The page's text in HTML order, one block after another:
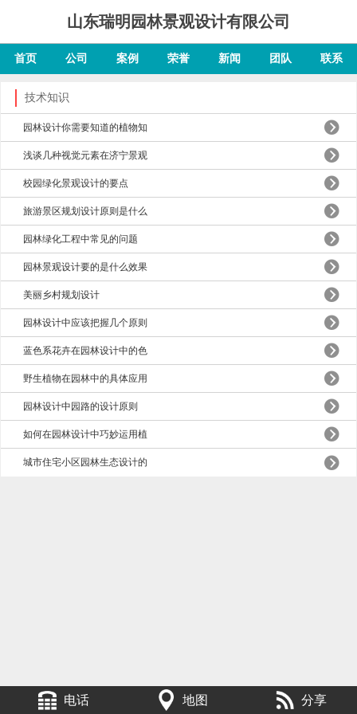
山东瑞明园林景观设计有限公司
首页 公司 案例 荣誉 新闻 团队 联系
技术知识
园林设计你需要知道的植物知
浅谈几种视觉元素在济宁景观
校园绿化景观设计的要点
旅游景区规划设计原则是什么
园林绿化工程中常见的问题
园林景观设计要的是什么效果
美丽乡村规划设计
园林设计中应该把握几个原则
蓝色系花卉在园林设计中的色
野生植物在园林中的具体应用
园林设计中园路的设计原则
如何在园林设计中巧妙运用植
城市住宅小区园林生态设计的
电话 地图 分享